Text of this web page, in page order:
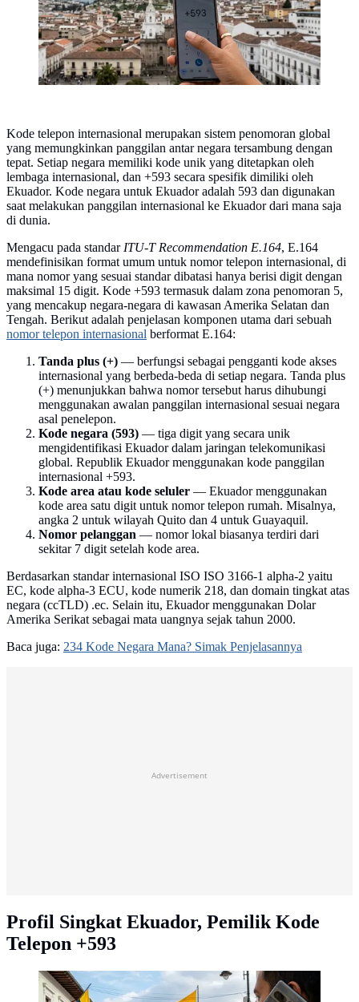
Kode telepon internasional merupakan sistem penomoran global
yang memungkinkan panggilan antar negara tersambung dengan
tepat. Setiap negara memiliki kode unik yang ditetapkan oleh
lembaga internasional, dan +593 secara spesifik dimiliki oleh
Ekuador. Kode negara untuk Ekuador adalah 593 dan digunakan
saat melakukan panggilan internasional ke Ekuador dari mana saja
di dunia.
Mengacu pada standar ITU-T Recommendation E.164, E.164
mendefinisikan format umum untuk nomor telepon internasional, di
mana nomor yang sesuai standar dibatasi hanya berisi digit dengan
maksimal 15 digit. Kode +593 termasuk dalam zona penomoran 5,
yang mencakup negara-negara di kawasan Amerika Selatan dan
Tengah. Berikut adalah penjelasan komponen utama dari sebuah
nomor telepon internasional berformat E.164:
Tanda plus (+) — berfungsi sebagai pengganti kode akses
internasional yang berbeda-beda di setiap negara. Tanda plus
(+) menunjukkan bahwa nomor tersebut harus dihubungi
menggunakan awalan panggilan internasional sesuai negara
asal penelepon.
Kode negara (593) — tiga digit yang secara unik
mengidentifikasi Ekuador dalam jaringan telekomunikasi
global. Republik Ekuador menggunakan kode panggilan
internasional +593.
Kode area atau kode seluler — Ekuador menggunakan
kode area satu digit untuk nomor telepon rumah. Misalnya,
angka 2 untuk wilayah Quito dan 4 untuk Guayaquil.
Nomor pelanggan — nomor lokal biasanya terdiri dari
sekitar 7 digit setelah kode area.
Berdasarkan standar internasional ISO ISO 3166-1 alpha-2 yaitu
EC, kode alpha-3 ECU, kode numerik 218, dan domain tingkat atas
negara (ccTLD) .ec. Selain itu, Ekuador menggunakan Dolar
Amerika Serikat sebagai mata uangnya sejak tahun 2000.
Baca juga: 234 Kode Negara Mana? Simak Penjelasannya
Advertisement
Profil Singkat Ekuador, Pemilik Kode
Telepon +593